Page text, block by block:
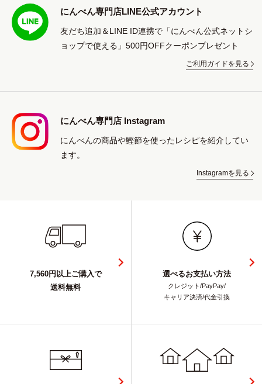
にんべん専門店LINE公式アカウント
友だち追加＆LINE ID連携で「にんべん公式ネットシ
ョップで使える」500円OFFクーポンプレゼント
ご利用ガイドを見る
にんべん専門店 Instagram
にんべんの商品や鰹節を使ったレシピを紹介してい
ます。
Instagramを見る
7,560円以上ご購入で
送料無料
選べるお支払い方法
クレジット/PayPay/
キャリア決済/代金引換